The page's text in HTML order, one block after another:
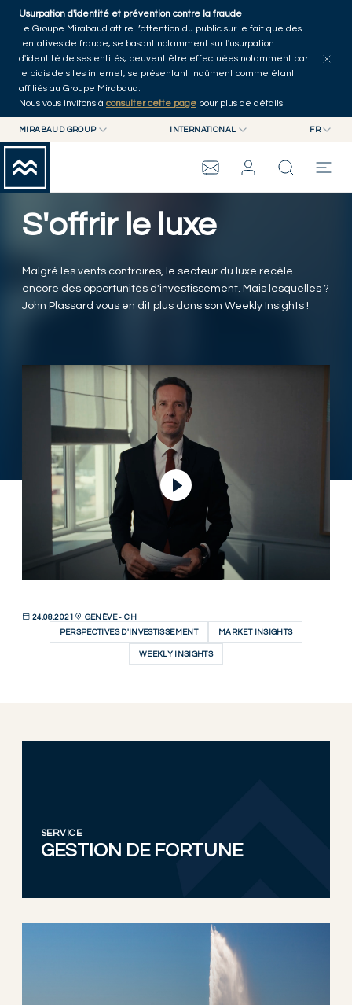
Skip to main content
Usurpation d'identité et prévention contre la fraude
Le Groupe Mirabaud attire l’attention du public sur le fait que des
tentatives de fraude, se basant notamment sur l'usurpation
d'identité de ses entités, peuvent être effectuées notamment par
le biais de sites internet, se présentant indûment comme étant
affiliés au Groupe Mirabaud.
Nous vous invitons à consulter cette page pour plus de détails.
MIRABAUD GROUP
MIRABAUD ASSET MANAGEMENT
MIRABAUD INVESTMENTS
INTERNATIONAL FR
FR
DE
GROUPE MIRABAUD
THE VIEW
SERVICES
Accueil
Tous les articles
S'offrir le luxe
Malgré les vents contraires, le secteur du luxe recèle
encore des opportunités d'investissement. Mais lesquelles ?
John Plassard vous en dit plus dans son Weekly Insights !
Lire la vidéo
24.08.2021
GENÈVE - CH
PERSPECTIVES D'INVESTISSEMENT
MARKET INSIGHTS
WEEKLY INSIGHTS
SERVICE
GESTION DE FORTUNE